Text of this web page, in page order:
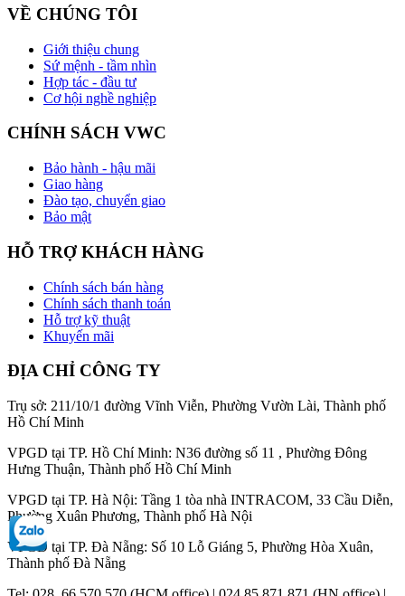
VỀ CHÚNG TÔI
Giới thiệu chung
Sứ mệnh - tầm nhìn
Hợp tác - đầu tư
Cơ hội nghề nghiệp
CHÍNH SÁCH VWC
Bảo hành - hậu mãi
Giao hàng
Đào tạo, chuyển giao
Bảo mật
HỖ TRỢ KHÁCH HÀNG
Chính sách bán hàng
Chính sách thanh toán
Hỗ trợ kỹ thuật
Khuyến mãi
ĐỊA CHỈ CÔNG TY
Trụ sở: 211/10/1 đường Vĩnh Viễn, Phường Vườn Lài, Thành phố
Hồ Chí Minh
VPGD tại TP. Hồ Chí Minh: N36 đường số 11 , Phường Đông
Hưng Thuận, Thành phố Hồ Chí Minh
VPGD tại TP. Hà Nội: Tầng 1 tòa nhà INTRACOM, 33 Cầu Diễn,
Phường Xuân Phương, Thành phố Hà Nội
VPGD tại TP. Đà Nẵng: Số 10 Lỗ Giáng 5, Phường Hòa Xuân,
Thành phố Đà Nẵng